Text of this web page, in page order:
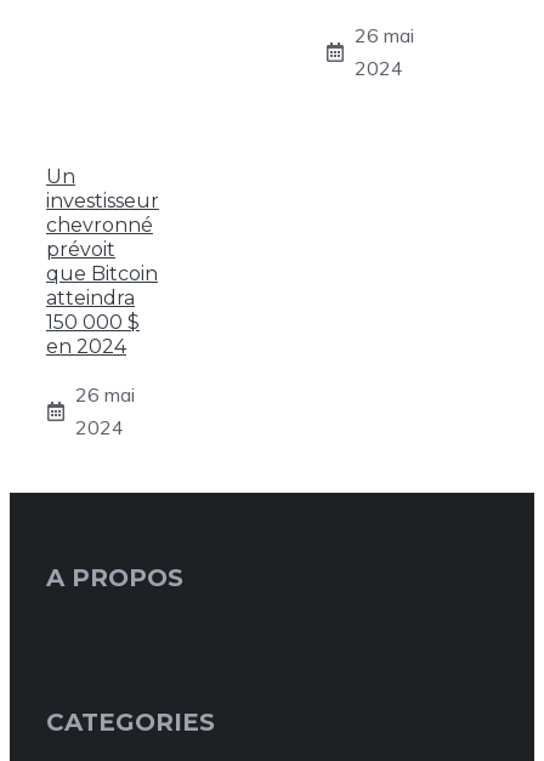
26 mai
2024
Un
investisseur
chevronné
prévoit
que Bitcoin
atteindra
150 000 $
en 2024
26 mai
2024
A PROPOS
CATEGORIES